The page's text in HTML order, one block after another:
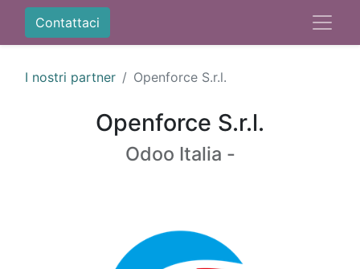
Contattaci
I nostri partner Openforce S.r.l.
Openforce S.r.l.
Odoo Italia -